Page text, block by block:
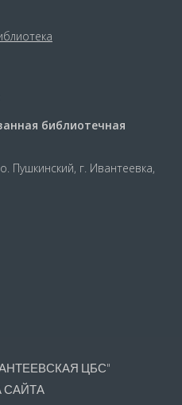
библиотечная
Пушкинский, г. Ивантеевка,
ЦБС"
САЙТА